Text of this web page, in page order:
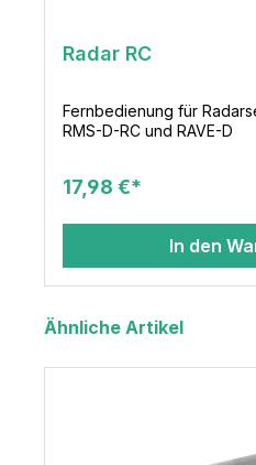
Radar RC
Fernbedienung für
RMS-D-RC und RAVE-D
17,98 €*
In den
Ähnliche Artikel